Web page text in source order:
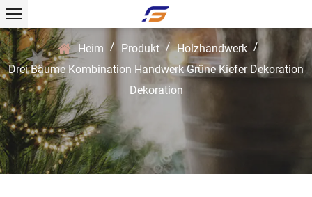
Heim / Produkt / Holzhandwerk /
Drei Bäume Kombination Handwerk Grüne Kiefer Dekoration
Dekoration